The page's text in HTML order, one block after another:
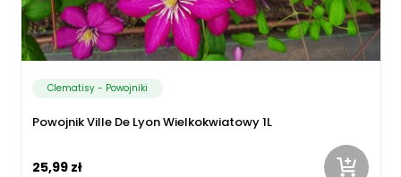
Clematisy - Powojniki
Powojnik Ville De Lyon Wielkokwiatowy 1L
25,99 zł